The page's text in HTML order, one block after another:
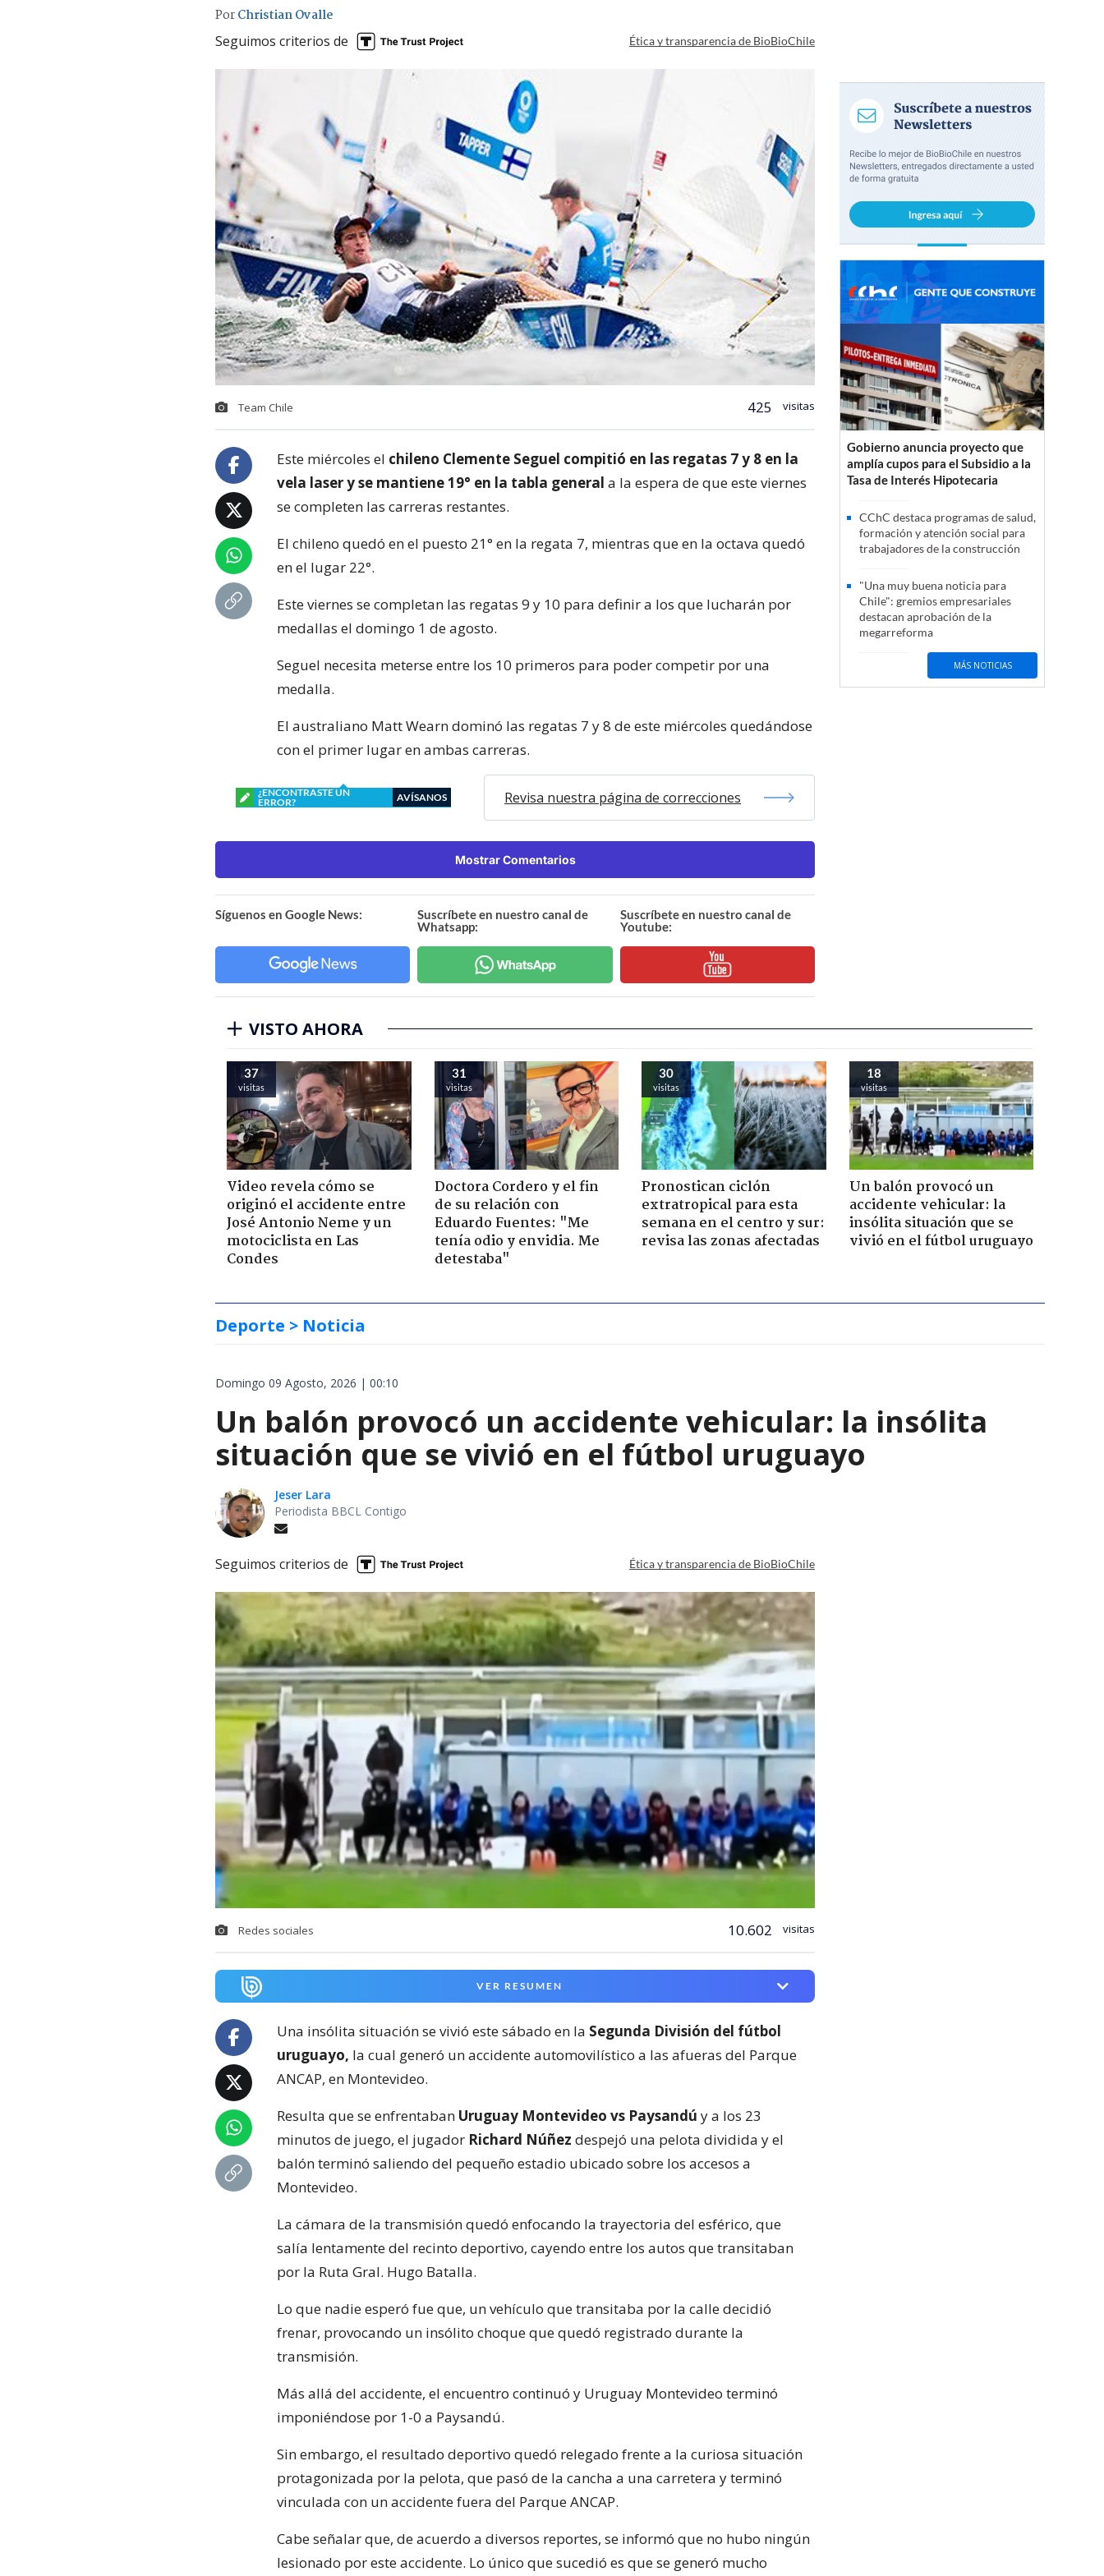
PorChristian Ovalle
Seguimos criterios de Ética y transparencia de BioBioChile
Team Chile 425 visitas
Este miércoles el chileno Clemente Seguel compitió en las regatas 7 y 8 en la
vela laser y se mantiene 19° en la tabla general a la espera de que este viernes
se completen las carreras restantes.
El chileno quedó en el puesto 21° en la regata 7, mientras que en la octava quedó
en el lugar 22°.
Este viernes se completan las regatas 9 y 10 para definir a los que lucharán por
medallas el domingo 1 de agosto.
Seguel necesita meterse entre los 10 primeros para poder competir por una
medalla.
El australiano Matt Wearn dominó las regatas 7 y 8 de este miércoles quedándose
con el primer lugar en ambas carreras.
¿ENCONTRASTE UN
ERROR?
AVÍSANOS Revisa nuestra página de correcciones
Mostrar Comentarios
Síguenos en Google News:
Suscríbete en nuestro canal de
Whatsapp:
Suscríbete en nuestro canal de
Youtube:
Gobierno anuncia proyecto que
amplía cupos para el Subsidio a la
Tasa de Interés Hipotecaria
CChC destaca programas de salud,
formación y atención social para
trabajadores de la construcción
"Una muy buena noticia para
Chile": gremios empresariales
destacan aprobación de la
megarreforma
MÁS NOTICIAS
VISTO AHORA
37
visitas
Video revela cómo se
originó el accidente entre
José Antonio Neme y un
motociclista en Las
Condes
31
visitas
Doctora Cordero y el fin
de su relación con
Eduardo Fuentes: "Me
tenía odio y envidia. Me
detestaba"
30
visitas
Pronostican ciclón
extratropical para esta
semana en el centro y sur:
revisa las zonas afectadas
18
visitas
Un balón provocó un
accidente vehicular: la
insólita situación que se
vivió en el fútbol uruguayo
Deporte > Noticia
Domingo 09 Agosto, 2026 | 00:10
Un balón provocó un accidente vehicular: la insólita
situación que se vivió en el fútbol uruguayo
Jeser Lara
Periodista BBCL Contigo
Seguimos criterios de Ética y transparencia de BioBioChile
Redes sociales 10.602 visitas
VER RESUMEN
Una insólita situación se vivió este sábado en la Segunda División del fútbol
uruguayo, la cual generó un accidente automovilístico a las afueras del Parque
ANCAP, en Montevideo.
Resulta que se enfrentaban Uruguay Montevideo vs Paysandú y a los 23
minutos de juego, el jugador Richard Núñez despejó una pelota dividida y el
balón terminó saliendo del pequeño estadio ubicado sobre los accesos a
Montevideo.
La cámara de la transmisión quedó enfocando la trayectoria del esférico, que
salía lentamente del recinto deportivo, cayendo entre los autos que transitaban
por la Ruta Gral. Hugo Batalla.
Lo que nadie esperó fue que, un vehículo que transitaba por la calle decidió
frenar, provocando un insólito choque que quedó registrado durante la
transmisión.
Más allá del accidente, el encuentro continuó y Uruguay Montevideo terminó
imponiéndose por 1-0 a Paysandú.
Sin embargo, el resultado deportivo quedó relegado frente a la curiosa situación
protagonizada por la pelota, que pasó de la cancha a una carretera y terminó
vinculada con un accidente fuera del Parque ANCAP.
Cabe señalar que, de acuerdo a diversos reportes, se informó que no hubo ningún
lesionado por este accidente. Lo único que sucedió es que se generó mucho